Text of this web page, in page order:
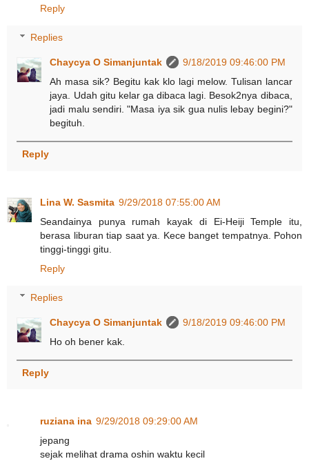
Reply
Replies
Chaycya O Simanjuntak
9/18/2019 09:46:00 PM
Ah masa sik? Begitu kak klo lagi melow. Tulisan lancar
jaya. Udah gitu kelar ga dibaca lagi. Besok2nya dibaca,
jadi malu sendiri. "Masa iya sik gua nulis lebay begini?"
begituh.
Reply
Lina W. Sasmita 9/29/2018 07:55:00 AM
Seandainya punya rumah kayak di Ei-Heiji Temple itu,
berasa liburan tiap saat ya. Kece banget tempatnya. Pohon
tinggi-tinggi gitu.
Reply
Replies
Chaycya O Simanjuntak
9/18/2019 09:46:00 PM
Ho oh bener kak.
Reply
ruziana ina 9/29/2018 09:29:00 AM
jepang
sejak melihat drama oshin waktu kecil